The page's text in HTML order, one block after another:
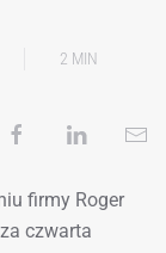
2 MIN
firmy Roger
czwarta